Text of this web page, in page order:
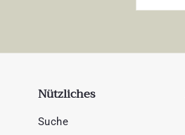
Nützliches
Suche